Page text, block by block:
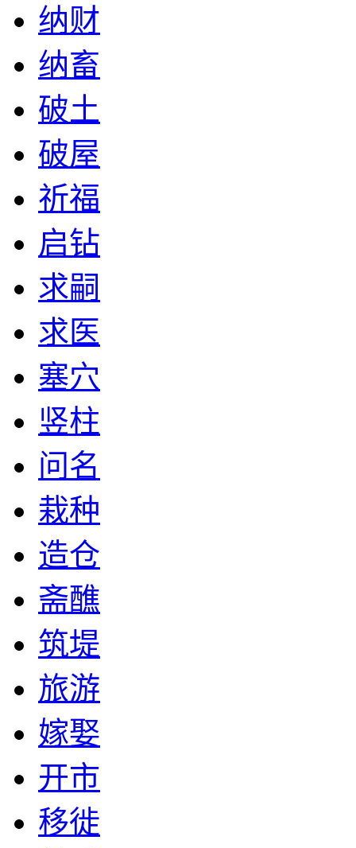
纳财
纳畜
破土
破屋
祈福
启钻
求嗣
求医
塞穴
竖柱
问名
栽种
造仓
斋醮
筑堤
旅游
嫁娶
开市
移徙